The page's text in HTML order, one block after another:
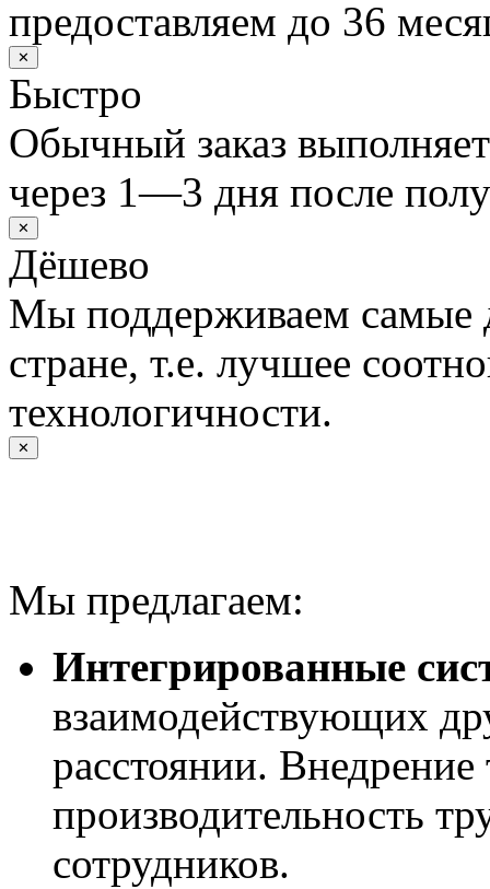
предоставляем до 36
✕
Быстро
Обычный заказ
через 1—3 дня после
✕
Дёшево
Мы поддерживаем самые
стране, т.е. лучшее
технологичности.
✕
Мы предлагаем:
Интегрированные
взаимодействующих
расстоянии.
производительность
сотрудников.